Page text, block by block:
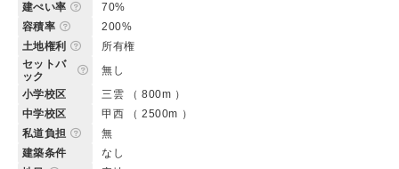
建ぺい率
70%
容積率
200%
土地権利
所有権
セットバ
ック
無し
小学校区
三雲 （ 800m ）
中学校区
甲西 （ 2500m ）
私道負担
無
建築条件
なし